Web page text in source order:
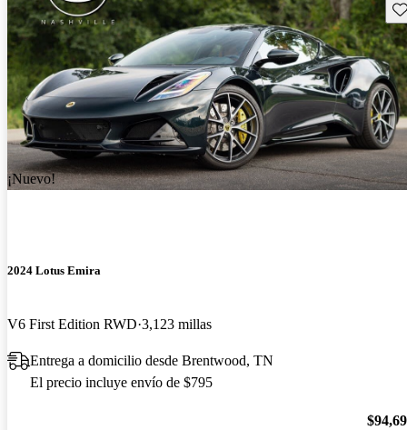
¡Nuevo!
2024 Lotus Emira
V6 First Edition RWD 3,123 millas
Entrega a domicilio desde Brentwood, TN
El precio incluye envío de $795